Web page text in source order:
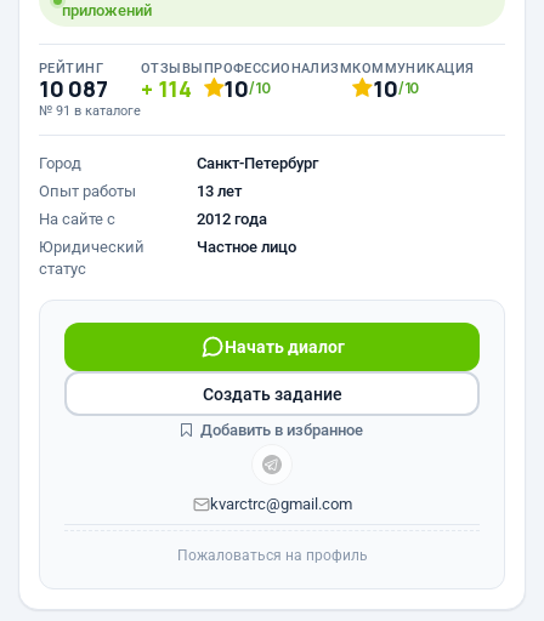
приложений
РЕЙТИНГ
10 087
№ 91 в каталоге
ОТЗЫВЫ
114
ПРОФЕССИОНАЛИЗМ
10/10
КОММУНИКАЦИЯ
10/10
Город
Санкт-Петербург
Опыт работы
13 лет
На сайте с
2012 года
Юридический
статус
Частное лицо
Начать диалог
kvarctrc@gmail.com
Создать задание
Добавить в избранное
Пожаловаться на профиль